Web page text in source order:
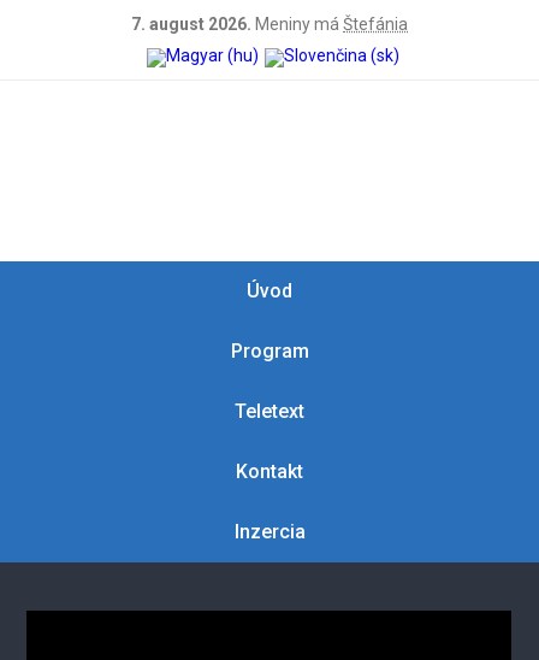
7. august 2026. Meniny má Štefánia
Úvod
Program
Teletext
Kontakt
Inzercia